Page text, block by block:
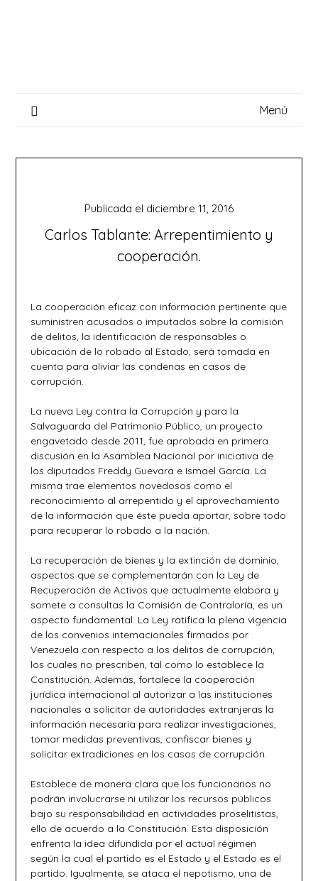
Menú
Carlos Tablante: Arrepentimiento y
cooperación.
Publicada el diciembre 11, 2016
La cooperación eficaz con información pertinente que
suministren acusados o imputados sobre la comisión
de delitos, la identificación de responsables o
ubicación de lo robado al Estado, será tomada en
cuenta para aliviar las condenas en casos de
corrupción.
La nueva Ley contra la Corrupción y para la
Salvaguarda del Patrimonio Público, un proyecto
engavetado desde 2011, fue aprobada en primera
discusión en la Asamblea Nacional por iniciativa de
los diputados Freddy Guevara e Ismael García. La
misma trae elementos novedosos como el
reconocimiento al arrepentido y el aprovechamiento
de la información que éste pueda aportar, sobre todo
para recuperar lo robado a la nación.
La recuperación de bienes y la extinción de dominio,
aspectos que se complementarán con la Ley de
Recuperación de Activos que actualmente elabora y
somete a consultas la Comisión de Contraloría, es un
aspecto fundamental. La Ley ratifica la plena vigencia
de los convenios internacionales firmados por
Venezuela con respecto a los delitos de corrupción,
los cuales no prescriben, tal como lo establece la
Constitución. Además, fortalece la cooperación
jurídica internacional al autorizar a las instituciones
nacionales a solicitar de autoridades extranjeras la
información necesaria para realizar investigaciones,
tomar medidas preventivas, confiscar bienes y
solicitar extradiciones en los casos de corrupción.
Establece de manera clara que los funcionarios no
podrán involucrarse ni utilizar los recursos públicos
bajo su responsabilidad en actividades proselitistas,
ello de acuerdo a la Constitución. Esta disposición
enfrenta la idea difundida por el actual régimen
según la cual el partido es el Estado y el Estado es el
partido. Igualmente, se ataca el nepotismo, una de